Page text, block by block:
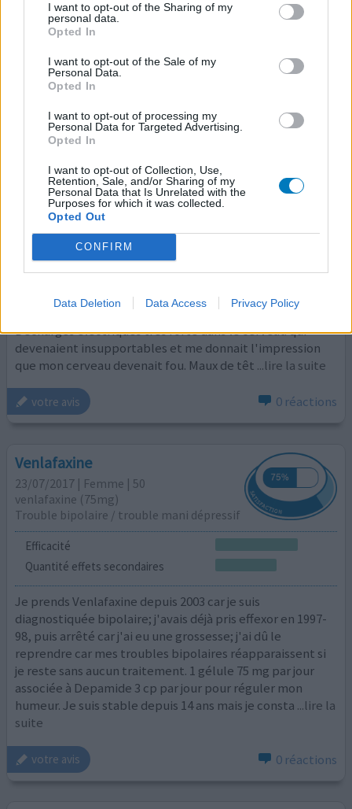
I want to opt-out of the Sharing of my
personal data.
Opted In
I want to opt-out of the Sale of my
Personal Data.
Opted In
I want to opt-out of processing my
Personal Data for Targeted Advertising.
Opted In
I want to opt-out of Collection, Use,
Retention, Sale, and/or Sharing of my
Personal Data that Is Unrelated with the
Purposes for which it was collected.
Opted Out
CONFIRM
Data Deletion Data Access Privacy Policy
de vie mais a plutôt de l'inconfort en plus dès douleur
fybromialgique
votre avis 0 réactions
Venlafaxine
25/07/2017 | Femme | 35
Dépression
Efficacité
Quantité effets secondaires
Le venlafaxine m'à été prescrit suite à une rechute
dépressive. J'avais déjà eu cet antidepresseur 2 ans plus
tôt sans aucun problème mais cette fois ci a été horrible.
Pratiquement dès les premières prises et jusqu'a l'arrêt.
Décharges électriques très forte dans le cerveau qui
devenaient insupportables et me donnait l'impression
que mon cerveau devenait fou. Maux de têt ...lire la suite
votre avis 0 réactions
Venlafaxine
23/07/2017 | Femme | 50
venlafaxine (75mg)
Trouble bipolaire / trouble mani dépressif
Efficacité
Quantité effets secondaires
Je prends Venlafaxine depuis 2003 car je suis
diagnostiquée bipolaire; j'avais déjà pris effexor en 1997-
98, puis arrêté car j'ai eu une grossesse; j'ai dû le
reprendre car mes troubles bipolaires réapparaissent si
je reste sans aucun traitement. 1 gélule 75 mg par jour
associée à Depamide 3 cp par jour pour réguler mon
humeur. Je suis stable depuis 14 ans mais je consta ...lire la
suite
votre avis 0 réactions